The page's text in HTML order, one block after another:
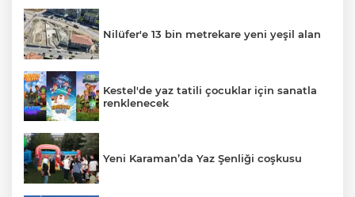
Nilüfer'e 13 bin metrekare yeni yeşil alan
Kestel'de yaz tatili çocuklar için sanatla
renklenecek
Yeni Karaman’da Yaz Şenliği coşkusu